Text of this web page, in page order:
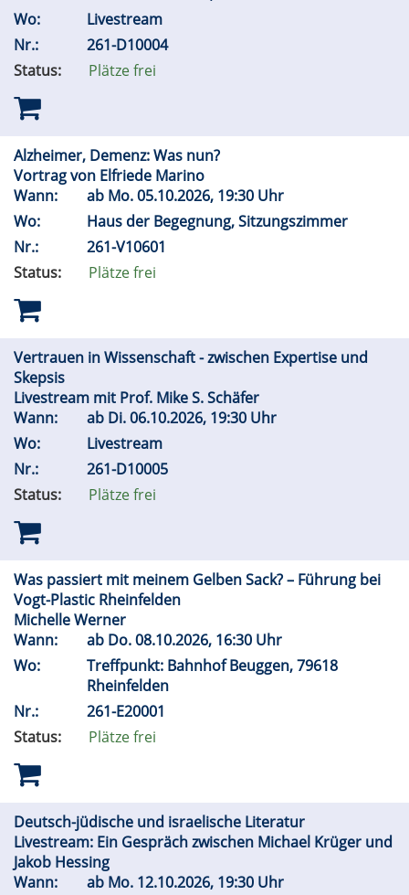
Wo:
Livestream
Nr.:
261-D10004
Status:
Plätze frei
Alzheimer, Demenz: Was nun?
Vortrag von Elfriede Marino
Wann:
ab Mo.05.10.2026, 19:30 Uhr
Wo:
Haus der Begegnung, Sitzungszimmer
Nr.:
261-V10601
Status:
Plätze frei
Vertrauen in Wissenschaft - zwischen Expertise und
Skepsis
Livestream mit Prof. Mike S. Schäfer
Wann:
ab Di.06.10.2026, 19:30 Uhr
Wo:
Livestream
Nr.:
261-D10005
Status:
Plätze frei
Was passiert mit meinem Gelben Sack? – Führung bei
Vogt-Plastic Rheinfelden
Michelle Werner
Wann:
ab Do.08.10.2026, 16:30 Uhr
Wo:
Treffpunkt: Bahnhof Beuggen, 79618
Rheinfelden
Nr.:
261-E20001
Status:
Plätze frei
Deutsch-jüdische und israelische Literatur
Livestream: Ein Gespräch zwischen Michael Krüger und
Jakob Hessing
Wann:
ab Mo. 12.10.2026, 19:30 Uhr